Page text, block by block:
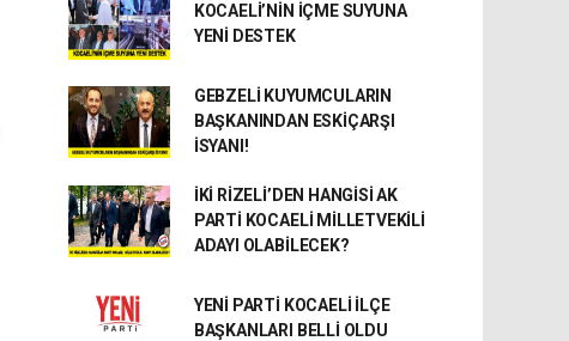
KOCAELİ’NİN İÇME SUYUNA
YENİ DESTEK
GEBZELİ KUYUMCULARIN
BAŞKANINDAN ESKİÇARŞI
İSYANI!
İKİ RİZELİ’DEN HANGİSİ AK
PARTİ KOCAELİ MİLLETVEKİLİ
ADAYI OLABİLECEK?
YENİ PARTİ KOCAELİ İLÇE
BAŞKANLARI BELLİ OLDU